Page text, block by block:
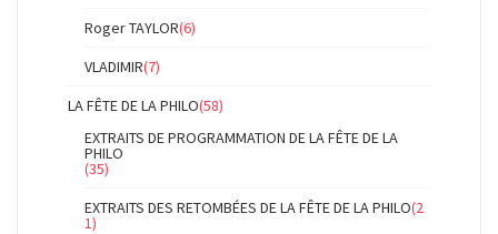
Roger TAYLOR(6)
VLADIMIR(7)
LA FÊTE DE LA PHILO(58)
EXTRAITS DE PROGRAMMATION DE LA FÊTE DE LA
PHILO
(35)
EXTRAITS DES RETOMBÉES DE LA FÊTE DE LA PHILO(2
1)